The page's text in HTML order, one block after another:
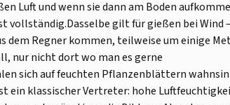
Luft und wenn sie dann am Boden
vollständig.Dasselbe gilt für gießen bei Wind
dem Regner kommen, teilweise um einige
nur nicht dort wo man es gerne
sich auf feuchten Pflanzenblättern
ein klassischer Vertreter: hohe